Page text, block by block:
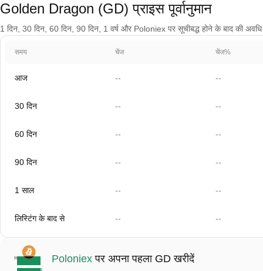
Golden Dragon (GD) प्राइस पूर्वानुमान
1 दिन, 30 दिन, 60 दिन, 90 दिन, 1 वर्ष और Poloniex पर सूचीबद्ध होने के बाद की
समय चेंज चेंज%
आज -- --
30 दिन -- --
60 दिन -- --
90 दिन -- --
1 साल -- --
लिस्टिंग के बाद से -- --
Poloniex पर अपना पहला GD खरीदें